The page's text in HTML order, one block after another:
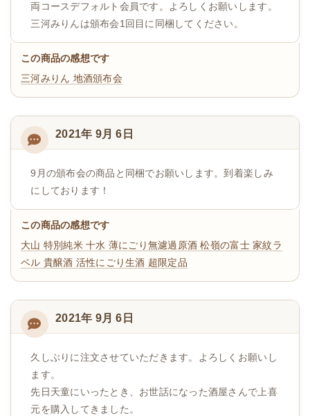
両コースデフォルト会員です。よろしくお願いします。
三河みりんは頒布会1回目に同梱してください。
この商品の感想です
三河みりん 地酒頒布会
2021年 9月 6日
9月の頒布会の商品と同梱でお願いします。到着楽しみ
にしております！
この商品の感想です
大山 特別純米 十水 薄にごり無濾過原酒松嶺の富士 家紋ラ
ベル 貴醸酒 活性にごり生酒 超限定品
2021年 9月 6日
久しぶりに注文させていただきます。よろしくお願いし
ます。
先日天童にいったとき、お世話になった酒屋さんで上喜
元を購入してきました。